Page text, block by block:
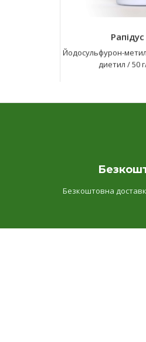
Йодосульфурон-
диетил /50
Безкоштовна